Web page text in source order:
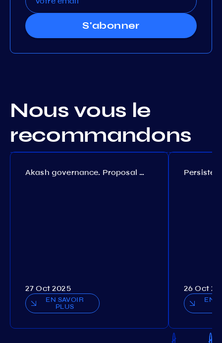
S'abonner
Nous vous le
recommandons
Akash governance. Proposal №308
27 Oct 2025
EN SAVOIR
PLUS
26 Oct
EN